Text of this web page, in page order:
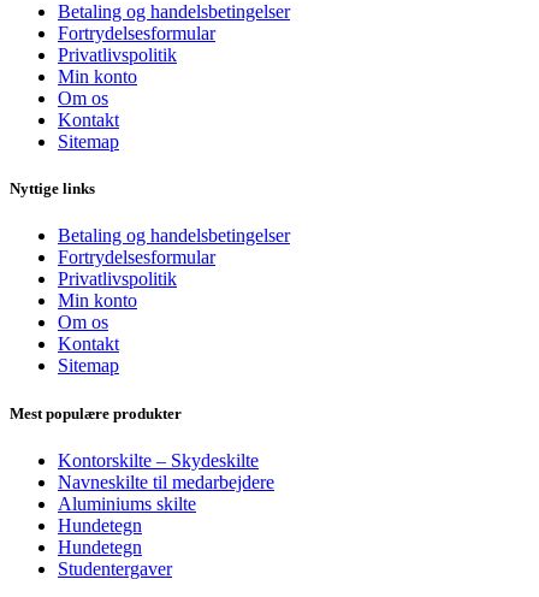
Betaling og handelsbetingelser
Fortrydelsesformular
Privatlivspolitik
Min konto
Om os
Kontakt
Sitemap
Nyttige links
Betaling og handelsbetingelser
Fortrydelsesformular
Privatlivspolitik
Min konto
Om os
Kontakt
Sitemap
Mest populære produkter
Kontorskilte – Skydeskilte
Navneskilte til medarbejdere
Aluminiums skilte
Hundetegn
Hundetegn
Studentergaver